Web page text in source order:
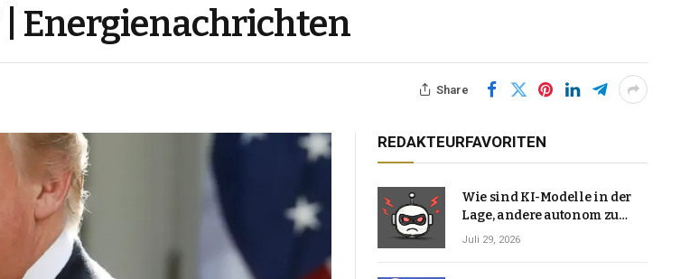
| Energienachrichten
Share
REDAKTEURFAVORITEN
Wie sind KI-Modelle in der
Lage, andere autonom zu
hacken? | Technologie-News
Juli 29, 2026